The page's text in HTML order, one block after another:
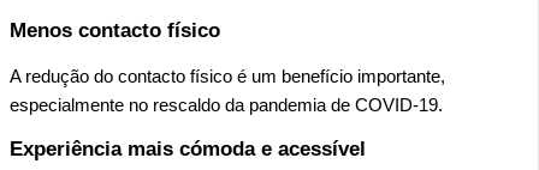
Menos contacto físico
A redução do contacto físico é um benefício importante,
especialmente no rescaldo da pandemia de COVID-19.
Experiência mais cómoda e acessível